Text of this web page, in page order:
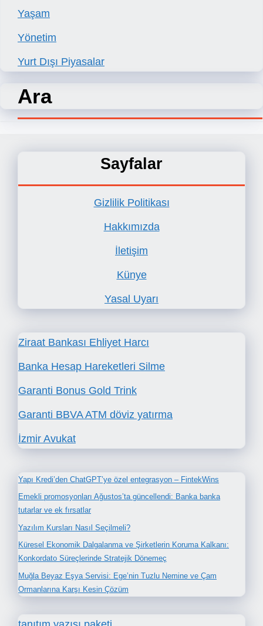
Yaşam
Yönetim
Yurt Dışı Piyasalar
Ara
Sayfalar
Gizlilik Politikası
Hakkımızda
İletişim
Künye
Yasal Uyarı
Ziraat Bankası Ehliyet Harcı
Banka Hesap Hareketleri Silme
Garanti Bonus Gold Trink
Garanti BBVA ATM döviz yatırma
İzmir Avukat
Yapı Kredi’den ChatGPT’ye özel entegrasyon – FintekWins
Emekli promosyonları Ağustos’ta güncellendi: Banka banka
tutarlar ve ek fırsatlar
Yazılım Kursları Nasıl Seçilmeli?
Küresel Ekonomik Dalgalanma ve Şirketlerin Koruma Kalkanı:
Konkordato Süreçlerinde Stratejik Dönemeç
Muğla Beyaz Eşya Servisi: Ege’nin Tuzlu Nemine ve Çam
Ormanlarına Karşı Kesin Çözüm